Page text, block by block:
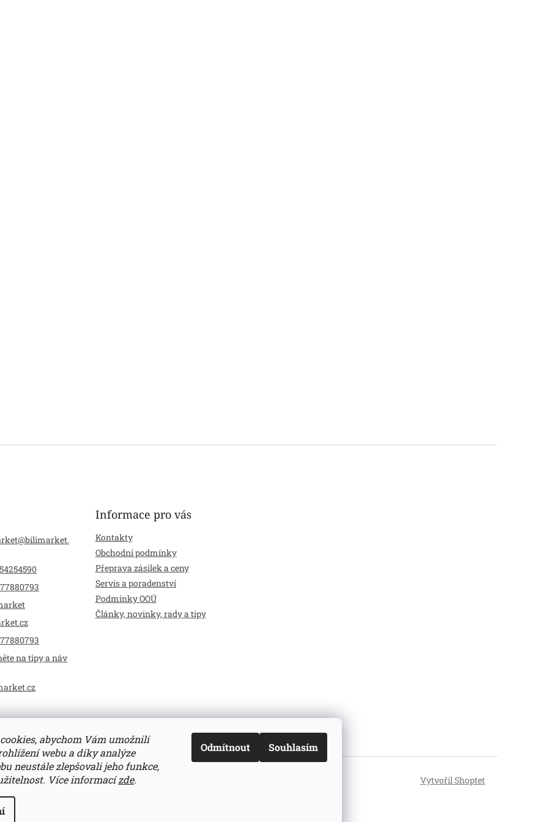
abychom Vám umožnili
webu a díky analýze
neustále zlepšovali jeho funkce,
Více informacízde.
Odmítnout Souhlasím
@bilimarket.
na tipy a náv
Informace pro vás
Kontakty
Obchodní podmínky
Přeprava zásilek a ceny
Servis a poradenství
Podmínky OOÚ
Články, novinky, rady a tipy
Vytvořil Shoptet
Upravit nastavení cookies